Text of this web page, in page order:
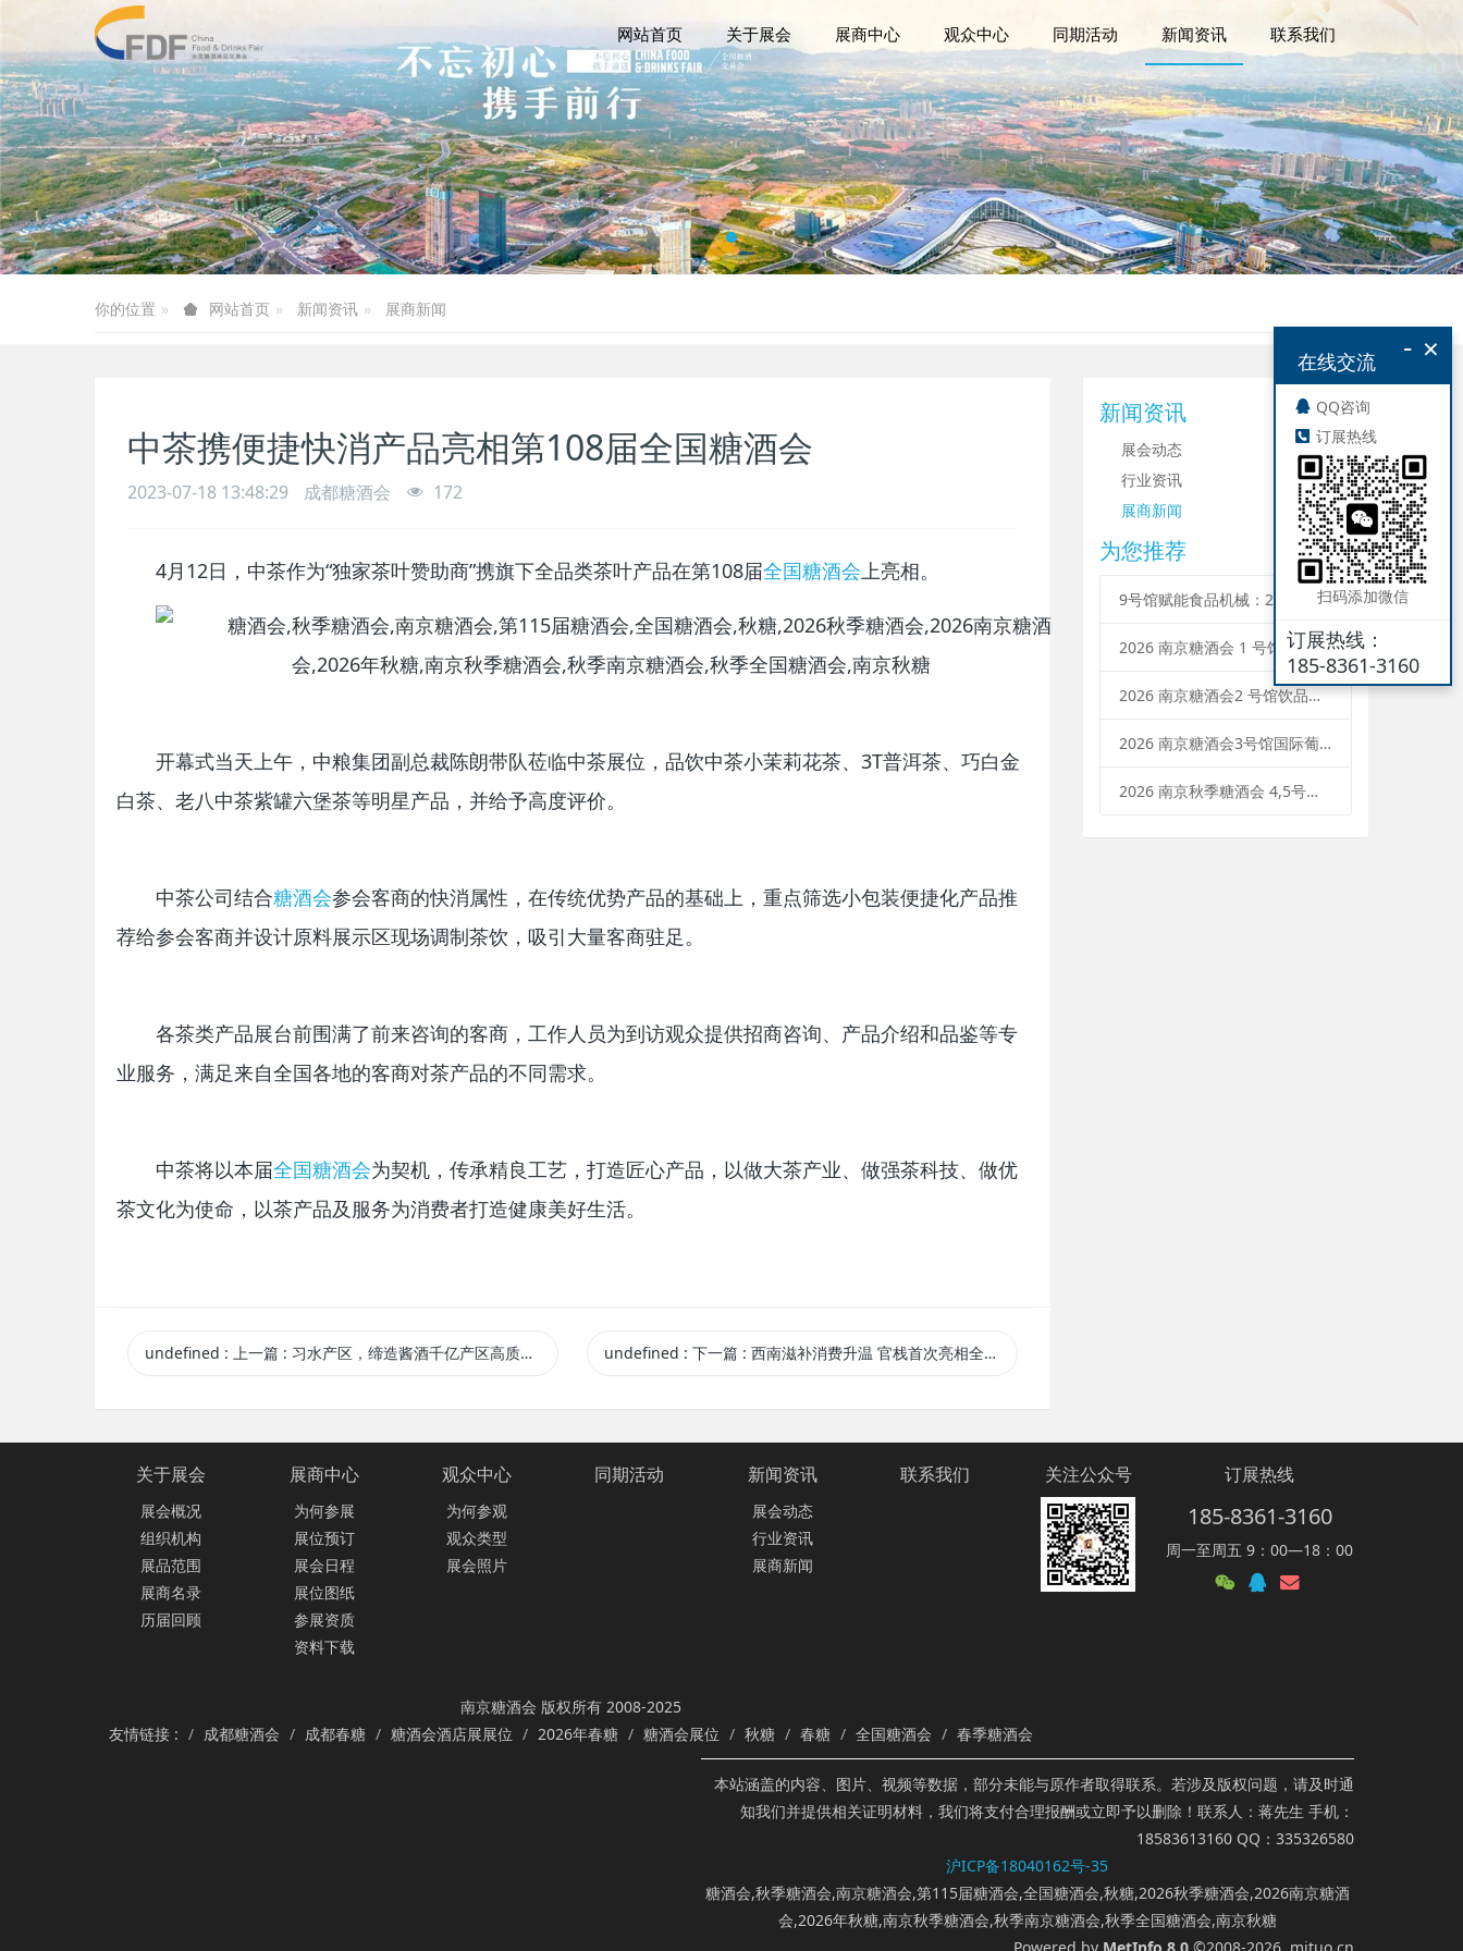
网站首页 关于展会 展商中心 观众中心 同期活动 新闻资讯 联系我们
你的位置 网站首页 新闻资讯 展商新闻
中茶携便捷快消产品亮相第108届全国糖酒会
2023-07-18 13:48:29 成都糖酒会 172
4月12日，中茶作为“独家茶叶赞助商”携旗下全品类茶叶产品在第108届全国糖酒会上亮相。
开幕式当天上午，中粮集团副总裁陈朗带队莅临中茶展位，品饮中茶小茉莉花茶、3T普洱茶、巧白金
白茶、老八中茶紫罐六堡茶等明星产品，并给予高度评价。
中茶公司结合糖酒会参会客商的快消属性，在传统优势产品的基础上，重点筛选小包装便捷化产品推
荐给参会客商并设计原料展示区现场调制茶饮，吸引大量客商驻足。
各茶类产品展台前围满了前来咨询的客商，工作人员为到访观众提供招商咨询、产品介绍和品鉴等专
业服务，满足来自全国各地的客商对茶产品的不同需求。
中茶将以本届全国糖酒会为契机，传承精良工艺，打造匠心产品，以做大茶产业、做强茶科技、做优
茶文化为使命，以茶产品及服务为消费者打造健康美好生活。
undefined : 上一篇 : 习水产区，缔造酱酒千亿产区高质量发展标杆 undefined : 下一篇 : 西南滋补消费升温 官栈首次亮相全国糖酒会交“益友”
新闻资讯
展会动态
行业资讯
展商新闻
为您推荐
9号馆赋能食品机械：2026 南京秋糖参展企业范围与流程升级
2026 南京糖酒会 1 号馆调味品展区：参展企业范围、展位类型、申请流程
2026 南京糖酒会2 号馆饮品及乳制品展区：参展条件、企业范围、报名流程
2026 南京糖酒会3号馆国际葡萄酒及烈酒招商：企业参展范围、报名流程、展位预定
2026 南京秋季糖酒会 4,5号馆中国名酒企业参展需要什么条件？范围 + 流程
关于展会
展会概况
组织机构
展品范围
展商名录
历届回顾
展商中心
为何参展
展位预订
展会日程
展位图纸
参展资质
资料下载
观众中心
为何参观
观众类型
展会照片
同期活动 新闻资讯
展会动态
行业资讯
展商新闻
联系我们 关注公众号 订展热线
185-8361-3160
周一至周五 9：00—18：00
南京糖酒会 版权所有 2008-2025
友情链接 :
成都糖酒会 成都春糖 糖酒会酒店展展位 2026年春糖 糖酒会展位 秋糖 春糖 全国糖酒会 春季糖酒会
本站涵盖的内容、图片、视频等数据，部分未能与原作者取得联系。若涉及版权问题，请及时通
知我们并提供相关证明材料，我们将支付合理报酬或立即予以删除！联系人：蒋先生 手机：
18583613160 QQ：335326580
沪ICP备18040162号-35
糖酒会,秋季糖酒会,南京糖酒会,第115届糖酒会,全国糖酒会,秋糖,2026秋季糖酒会,2026南京糖酒
会,2026年秋糖,南京秋季糖酒会,秋季南京糖酒会,秋季全国糖酒会,南京秋糖
×
-
在线交流
QQ咨询
订展热线
扫码添加微信
订展热线：
185-8361-3160